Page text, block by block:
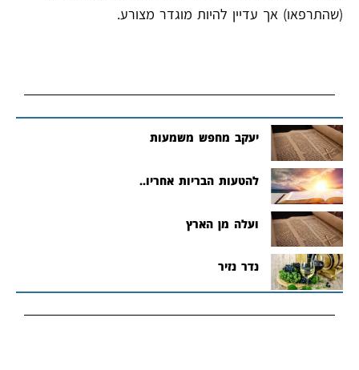
(שהתרפאו) אך עדיין להיות מוגדר מצורע.
יעקב מחפש משמעות
להטעות הבריות אחריו..
ועלה מן הארץ
נדר נזיר